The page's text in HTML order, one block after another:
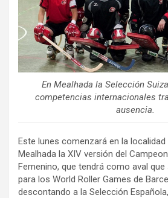
k
En Mealhada la Selección
competencias internacionales
ausencia.
Este lunes comenzará en la
Mealhada la XIV versión del
Femenino, que tendrá como aval
para los World Roller Games de
descontando a la Selección